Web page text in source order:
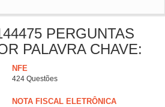
PERGUNTAS
PALAVRA CHAVE:
NFE
424 Questões
NOTA FISCAL ELETRÔNICA